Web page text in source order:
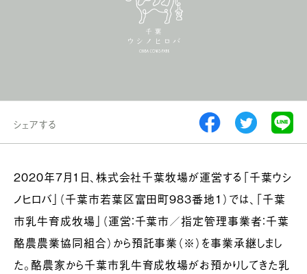
シェアする
2020年７月1日、株式会社千葉牧場が運営する「千葉ウシ
ノヒロバ」（千葉市若葉区富田町983番地1）では、「千葉
市乳牛育成牧場」（運営：千葉市／指定管理事業者：千葉
酪農農業協同組合）から預託事業（※）を事業承継しまし
た。酪農家から千葉市乳牛育成牧場がお預かりしてきた乳